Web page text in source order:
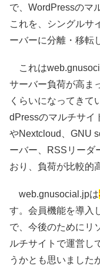
で、WordPressのマ
これを、シングルサ
ーバーに分離・移転
これは
サーバー負荷が高ま
くらいになってきて
dPressのマルチサイ
やNextcloud、GNU
ーバー、RSSリーダ
おり、負荷が比較的
web.gnusocial.jpは
す。会員機能を導入
で、今後のためにリ
ルチサイトで運営し
うかとも思いました